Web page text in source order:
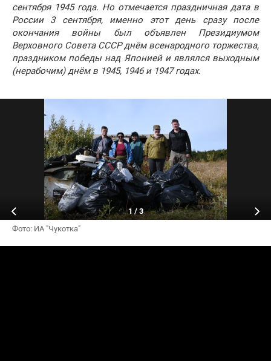
сентября 1945 года. Но отмечается праздничная дата в
России 3 сентября, именно этот день сразу после
окончания войны был объявлен Президиумом
Верховного Совета СССР днём всенародного торжества,
праздником победы над Японией и являлся выходным
(нерабочим) днём в 1945, 1946 и 1947 годах.
Фото: ИА "Чукотка"
1/ 3